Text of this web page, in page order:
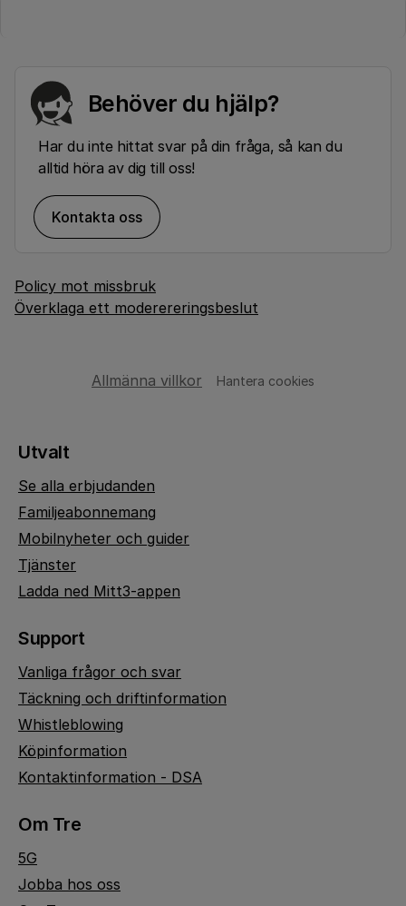
Behöver du hjälp?
Har du inte hittat svar på din fråga, så kan du
alltid höra av dig till oss!
Kontakta oss
Policy mot missbruk
Överklaga ett moderereringsbeslut
Allmänna villkor Hantera cookies
Utvalt
Se alla erbjudanden
Familjeabonnemang
Mobilnyheter och guider
Tjänster
Ladda ned Mitt3-appen
Support
Vanliga frågor och svar
Täckning och driftinformation
Whistleblowing
Köpinformation
Kontaktinformation - DSA
Om Tre
5G
Jobba hos oss